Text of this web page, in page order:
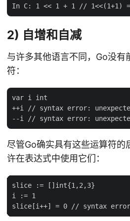
2) 自增和自减
与许多其他语言不同，Go没有
符：
var i int
++i // syntax error:
尽管Go确实具有这些运算符的
许在表达式中使用它们：
slice := []int{1,2,3}
i := 1